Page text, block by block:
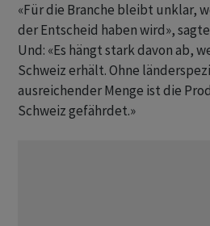
«Für die Branche bleibt unklar,
der Entscheid haben wird»,
Und: «Es hängt stark davon ab,
Schweiz erhält. Ohne
ausreichender Menge ist die
Schweiz gefährdet.»